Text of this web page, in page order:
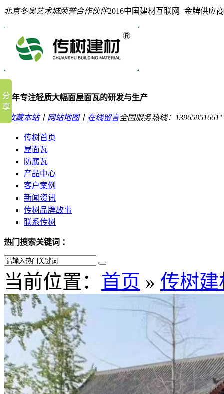
北京冬奥艺术城荣誉合作伙伴2016中国建材互联网+金牌供应商
10年专注轻质大幅面屋面瓦的研发与生产
收藏本站丨 网站地图丨 在线留言全国服务热线： 13965951661
传树首页
屋面瓦
防腐瓦
产品中心
客户案例
新闻资讯
传树品牌故事
联系传树
热门搜索关键词 ：
当前位置： 首页 » 传树